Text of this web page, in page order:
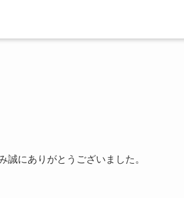
にありがとうございました。